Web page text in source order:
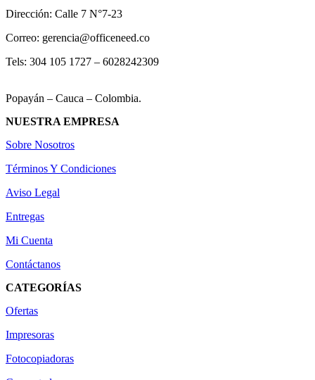
Dirección: Calle 7 N°7-23
Correo: gerencia@officeneed.co
Tels: 304 105 1727 – 6028242309
Popayán – Cauca – Colombia.
NUESTRA EMPRESA
Sobre Nosotros
Términos Y Condiciones
Aviso Legal
Entregas
Mi Cuenta
Contáctanos
CATEGORÍAS
Ofertas
Impresoras
Fotocopiadoras